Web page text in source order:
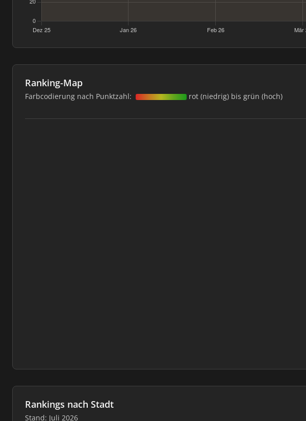
Ranking-Map
Farbcodierung nach Punktzahl: rot (niedrig) bis grün (hoch)
Rankings nach Stadt
Stand: Juli 2026